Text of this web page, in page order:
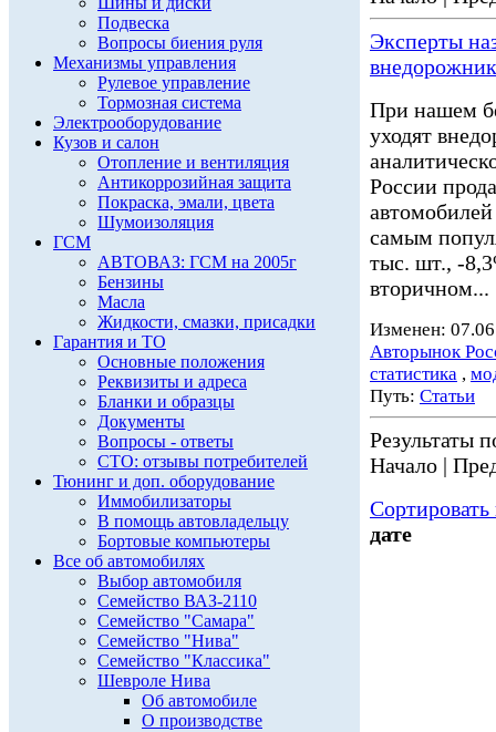
Подвеска
Вопросы биения руля
Механизмы управления
Рулевое управление
Тормозная система
Электрооборудование
Кузов и салон
Отопление и вентиляция
Антикоррозийная защита
Покраска, эмали, цвета
Шумоизоляция
ГСМ
АВТОВАЗ: ГСМ на 2005г
Бензины
Масла
Жидкости, смазки, присадки
Гарантия и ТО
Основные положения
Реквизиты и адреса
Бланки и образцы
Документы
Вопросы - ответы
СТО: отзывы потребителей
Тюнинг и доп. оборудование
Иммобилизаторы
В помощь автовладельцу
Бортовые компьютеры
Все об автомобилях
Выбор автомобиля
Семейство ВАЗ-2110
Семейство "Самара"
Семейство "Нива"
Семейство "Классика"
Шевроле Нива
Об автомобиле
О производстве
Эксперты
При нашем
уходят
России
самым
тыс. шт., -
вторичном...
Изменен:
Авторынок
статистика ,
Путь: Статьи
Результаты
Начало |
дате